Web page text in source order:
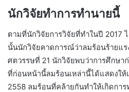
นักวิจัยทำการทำนายนี้
ตามที่นักวิจัยการวิจัยที่ทำในปี 2017
นั้นนักวิจัยคาดการณ์ว่าลมร้อนร้ายแร
ศตวรรษที่ 21 นักวิจัยพบว่าการศึกษ
ที่ก่อนหน้านี้ลมร้อนเหล่านี้ได้แสดงให้
2558 ลมร้อนที่คล้ายกันทำให้เกิดกา